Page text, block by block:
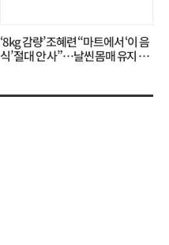
‘8kg 감량’ 조혜련 “마트에서 ‘이 음
식’ 절대 안 사”…날씬 몸매 유지 비